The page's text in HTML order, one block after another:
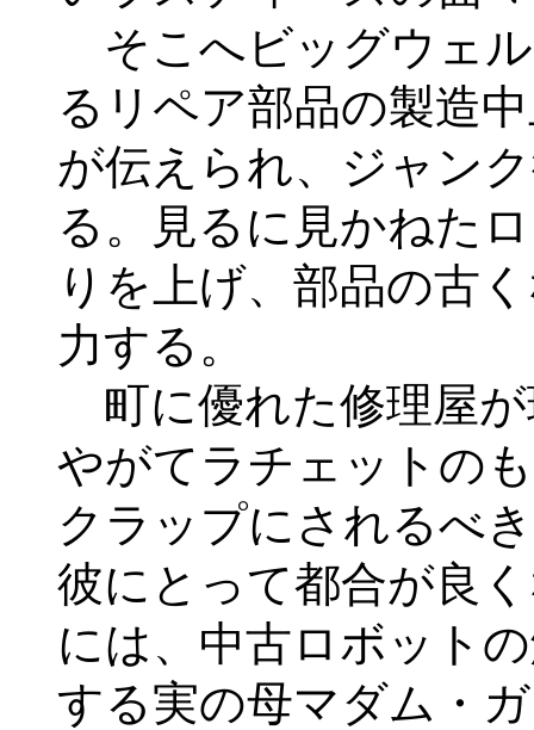
そこへビッグウェ
るリペア部品の製造
が伝えられ、ジャン
る。見るに見かねた
りを上げ、部品の古
力する。
町に優れた修理屋
やがてラチェットの
クラップにされるべ
彼にとって都合が良
には、中古ロボット
する実の母マダム・